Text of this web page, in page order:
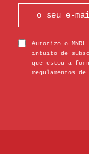
Autorizo o
intuito de
que estou a
regulamentos